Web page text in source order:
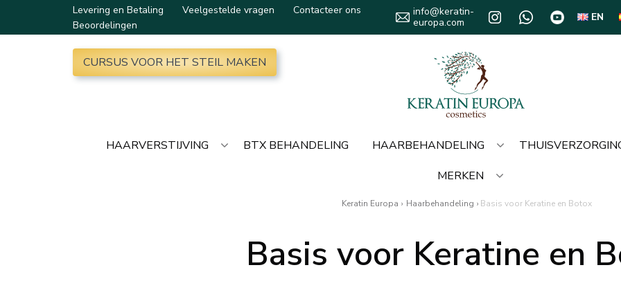
Levering en Betaling Veelgestelde vragen
Contacteer ons
Beoordelingen
info@keratin-
europa.com
EN
CURSUS VOOR HET STEIL MAKEN
HAARVERSTIJVING BTX BEHANDELING HAARBEHANDELING
MERKEN
Keratin Europa › Haarbehandeling › Basis voor Keratine en Botox
Basis voor Keratine en